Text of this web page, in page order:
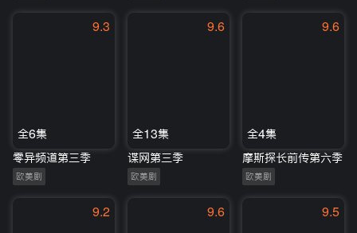
9.3
全6集
零异频道第三季
欧美剧
9.6
全13集
谍网第三季
欧美剧
9.6
全4集
摩斯探长前传第六季
欧美剧
9.2 9.6 9.5